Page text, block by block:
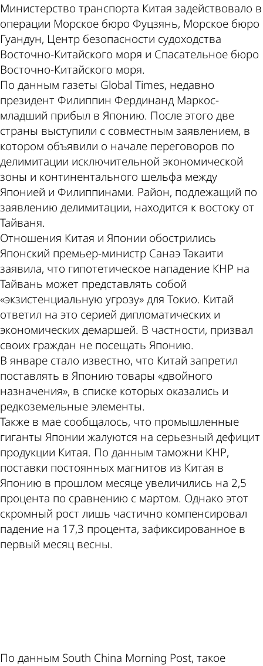
Министерство транспорта Китая задействовало в
операции Морское бюро Фуцзянь, Морское бюро
Гуандун, Центр безопасности судоходства
Восточно-Китайского моря и Спасательное бюро
Восточно-Китайского моря.
По данным газеты Global Times, недавно
президент Филиппин Фердинанд Маркос-
младший прибыл в Японию. После этого две
страны выступили с совместным заявлением, в
котором объявили о начале переговоров по
делимитации исключительной экономической
зоны и континентального шельфа между
Японией и Филиппинами. Район, подлежащий по
заявлению делимитации, находится к востоку от
Тайваня.
Отношения Китая и Японии обострились
Японский премьер-министр Санаэ Такаити
заявила, что гипотетическое нападение КНР на
Тайвань может представлять собой
«экзистенциальную угрозу» для Токио. Китай
ответил на это серией дипломатических и
экономических демаршей. В частности, призвал
своих граждан не посещать Японию.
В январе стало известно, что Китай запретил
поставлять в Японию товары «двойного
назначения», в списке которых оказались и
редкоземельные элементы.
Также в мае сообщалось, что промышленные
гиганты Японии жалуются на серьезный дефицит
продукции Китая. По данным таможни КНР,
поставки постоянных магнитов из Китая в
Японию в прошлом месяце увеличились на 2,5
процента по сравнению с мартом. Однако этот
скромный рост лишь частично компенсировал
падение на 17,3 процента, зафиксированное в
первый месяц весны.
По данным South China Morning Post, такое